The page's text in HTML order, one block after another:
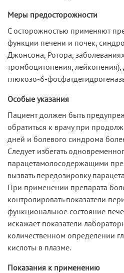
Меры предосторожности
С осторожностью применяют
функции печени и почек,
Джонсона, Ротора,
тромбоцитопения,
глюкозо-6-
Особые указания
Пациент должен быть
обратиться к врачу при
дней и болевого синдрома
Следует избегать
парацетамолосодержащими
вызвать передозировку
При применении препарата
контролировать показатели
функциональное состояние
искажает показатели
количественном определении
кислоты в плазме.
Показания к применению